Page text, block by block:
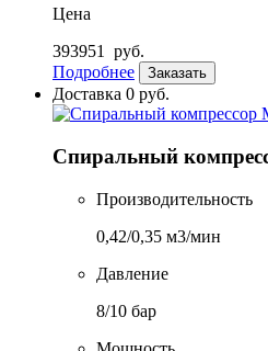
Цена
393951 руб.
Подробнее
Заказать
Доставка 0 руб.
Спиральный
Производительность
0,42/0,35 м3/мин
Давление
8/10 бар